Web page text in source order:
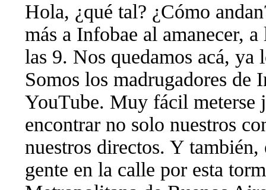
Hola, ¿qué tal? ¿Cómo
más a Infobae al amanecer,
las 9. Nos quedamos acá, ya
Somos los madrugadores
YouTube. Muy fácil meterse
encontrar no solo nuestros
nuestros directos. Y
gente en la calle por esta